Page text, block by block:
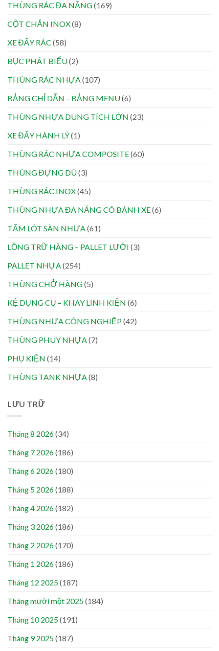
THÙNG RÁC ĐA NĂNG(169)
CỘT CHẮN INOX(8)
XE ĐẨY RÁC (58)
BỤC PHÁT BIỂU(2)
THÙNG RÁC NHỰA(107)
BẢNG CHỈ DẪN – BẢNG MENU(6)
THÙNG NHỰA DUNG TÍCH LỚN (23)
XE ĐẨY HÀNH LÝ(1)
THÙNG RÁC NHỰA COMPOSITE(60)
THÙNG ĐỰNG DÙ(3)
THÙNG RÁC INOX(45)
THÙNG NHỰA ĐA NĂNG CÓ BÁNH XE(6)
TẤM LÓT SÀN NHỰA(61)
LỒNG TRỮ HÀNG – PALLET LƯỚI (3)
PALLET NHỰA(254)
THÙNG CHỞ HÀNG(5)
KỆ DỤNG CỤ – KHAY LINH KIỆN (6)
THÙNG NHỰA CÔNG NGHIỆP(42)
THÙNG PHUY NHỰA(7)
PHỤ KIỆN (14)
THÙNG TANK NHỰA(8)
LƯU TRỮ
Tháng 8 2026(34)
Tháng 7 2026(186)
Tháng 6 2026(180)
Tháng 5 2026(188)
Tháng 4 2026(182)
Tháng 3 2026(186)
Tháng 2 2026(170)
Tháng 1 2026(186)
Tháng 12 2025(187)
Tháng mười một 2025(184)
Tháng 10 2025(191)
Tháng 9 2025(187)